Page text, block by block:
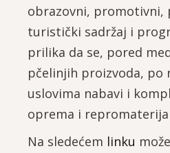
obrazovni, promotivni,
turistički sadržaj i
prilika da se, pored
pčelinjih proizvoda, po
uslovima nabavi i
oprema i
Na sledećem linku